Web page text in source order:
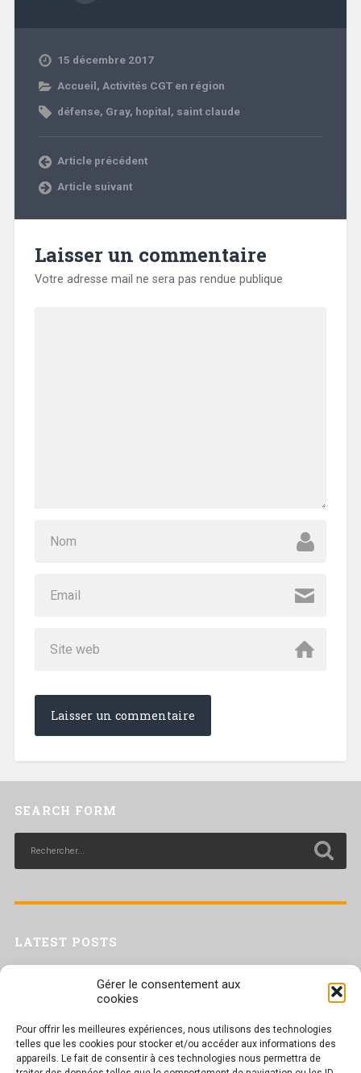
Gérer le consentement aux
cookies
Pour offrir les meilleures expériences, nous utilisons des technologies
telles que les cookies pour stocker et/ou accéder aux informations des
appareils. Le fait de consentir à ces technologies nous permettra de
15 décembre 2017
Accueil, Activités CGT en région
défense, Gray, hopital, saint claude
Article précédent
Article suivant
Laisser un commentaire
Votre adresse mail ne sera pas rendue publique
SEARCH FORM
LATEST POSTS
Trac confédéral sur les situations de travail par forte chaleur
Séance plénière du CESER du 23 juin 2026
Tract UD 25 — Une nouvelle attaque contre nos droits : les arrêts
maladie